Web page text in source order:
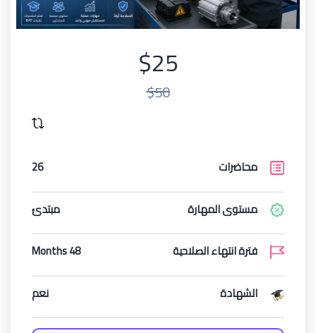
$25
$50
محاضرات 26
مستوى المهارة مبتدئ
فترة انتهاء الصلاحية 48 Months
الشهادة نعم